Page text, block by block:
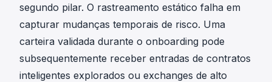
segundo pilar. O rastreamento estático falha em
capturar mudanças temporais de risco. Uma
carteira validada durante o onboarding pode
subsequentemente receber entradas de contratos
inteligentes explorados ou exchanges de alto